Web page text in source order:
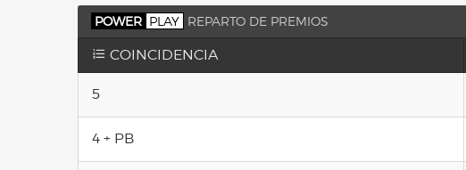
POWER PLAY REPARTO DE PREMIOS
COINCIDENCIA
5
4 + PB